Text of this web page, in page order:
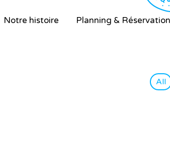
Notre histoire Planning &
All